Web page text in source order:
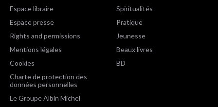
Espace libraire
Espace presse
Rights and permissions
Mentions légales
Cookies
Charte de protection des
données personnelles
Le Groupe Albin Michel
Spiritualités
Pratique
Jeunesse
Beaux livres
BD